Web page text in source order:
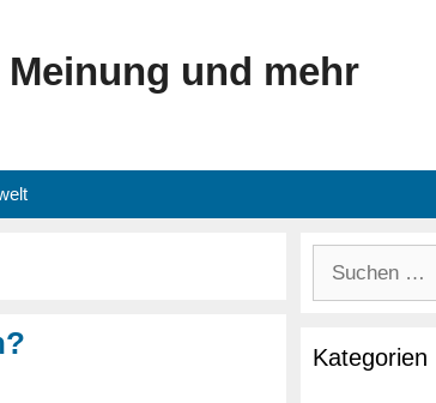
und mehr
Kategorien